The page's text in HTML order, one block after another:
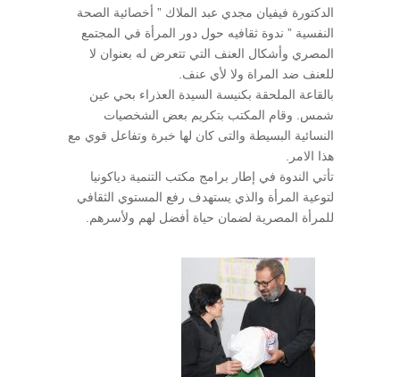
الدكتورة فيفيان مجدي عبد الملاك ” أخصائية الصحة
النفسية ” ندوة ثقافيه حول دور المرأة في المجتمع
المصري وأشكال العنف التي تتعرض له بعنوان لا
للعنف ضد المراة ولا لأي عنف.
بالقاعة الملحقة بكنيسة السيدة العذراء بحي عين
شمس. وقام المكتب بتكريم بعض الشخصيات
النسائية البسيطة والتى كان لها خبرة وتفاعل قوي مع
هذا الامر.
تأتي الندوة في إطار برامج مكتب التنمية دياكونيا
لتوعية المرأة والذي يستهدف رفع المستوي الثقافي
للمرأة المصرية لضمان حياة أفضل لهم ولأسرهم.